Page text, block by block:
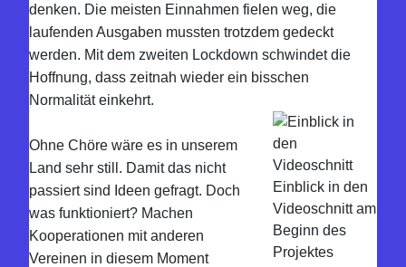
denken. Die meisten Einnahmen fielen weg, die
laufenden Ausgaben mussten trotzdem gedeckt
werden. Mit dem zweiten Lockdown schwindet die
Hoffnung, dass zeitnah wieder ein bisschen
Normalität einkehrt.
Einblick in den
Videoschnitt am
Beginn des
Projektes
Ohne Chöre wäre es in unserem
Land sehr still. Damit das nicht
passiert sind Ideen gefragt. Doch
was funktioniert? Machen
Kooperationen mit anderen
Vereinen in diesem Moment